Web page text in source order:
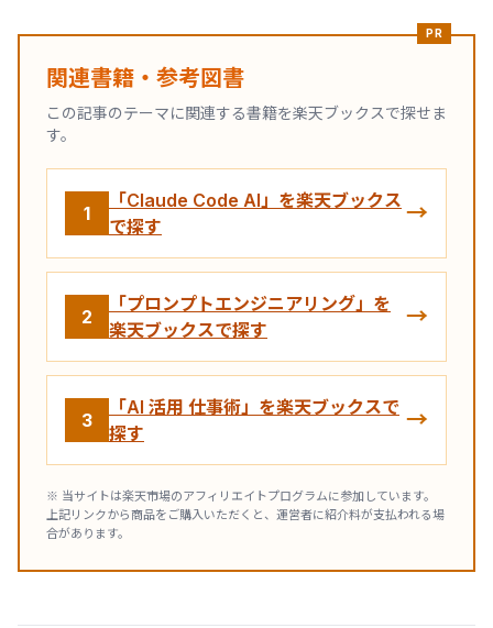
PR
関連書籍・参考図書
この記事のテーマに関連する書籍を楽天ブックスで探せま
す。
1
「Claude Code AI」を楽天ブックス
で探す
→
2
「プロンプトエンジニアリング」を
楽天ブックスで探す
→
3
「AI 活用 仕事術」を楽天ブックスで
探す
→
※ 当サイトは楽天市場のアフィリエイトプログラムに参加しています。
上記リンクから商品をご購入いただくと、運営者に紹介料が支払われる場
合があります。